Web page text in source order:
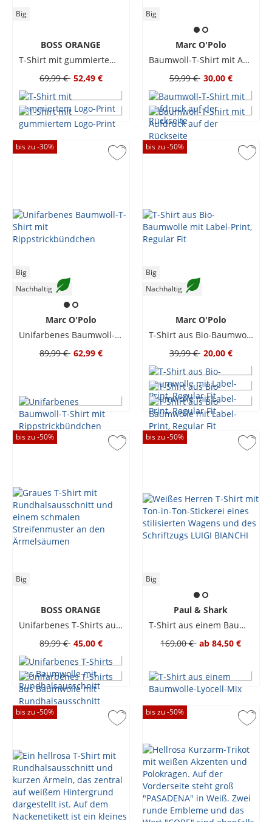
Big
BOSS ORANGE
T-Shirt mit gummiertem Logo-Print
69,99 € 52,49 €
Big
Marc O'Polo
Baumwoll-T-Shirt mit Aufdruck auf der Rückseite
59,99 € 30,00 €
bis zu -30%
Big
Nachhaltig
Marc O'Polo
Unifarbenes Baumwoll-T-Shirt mit Rippstrickbündchen
89,99 € 62,99 €
bis zu -50%
Big
Nachhaltig
Marc O'Polo
T-Shirt aus Bio-Baumwolle mit Label-Print, Regular Fit
39,99 € 20,00 €
bis zu -50%
Big
BOSS ORANGE
Unifarbenes T-Shirts aus Baumwolle mit Rundhalsausschnitt
89,99 € 45,00 €
bis zu -50%
Big
Paul & Shark
T-Shirt aus einem Baumwolle-Lyocell-Mix
169,00 € ab 84,50 €
bis zu -50% bis zu -50%